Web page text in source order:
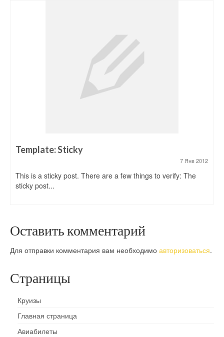
Template: Sticky
7 Янв 2012
This is a sticky post. There are a few things to verify: The
sticky post...
Оставить комментарий
Для отправки комментария вам необходимо авторизоваться.
Страницы
Круизы
Главная страница
Авиабилеты